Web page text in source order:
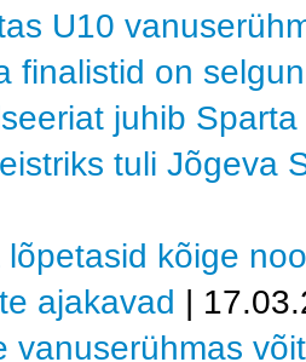
U10
finalistid on
juhib Sparta
tuli Jõgeva
kõige
ajakavad |
vanuserühmas